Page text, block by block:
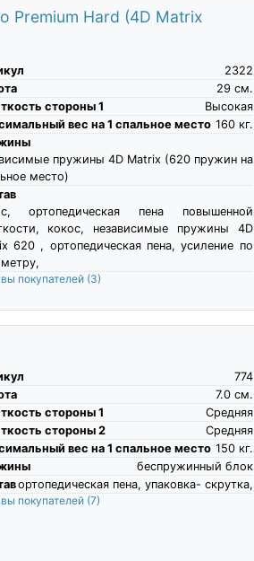
Premium Hard (4D Matrix
2322
см.
29
стороны 1
Высокая
вес на 1 спальное место
кг.
160
пружины 4D Matrix (620 пружин на
место)
ортопедическая пена повышенной
кокос, независимые пружины 4D
620 , ортопедическая пена, усиление по
покупателей (3)
774
см.
7.0
стороны 1
Средняя
стороны 2
Средняя
вес на 1 спальное место
кг.
150
беспружинный блок
ортопедическая пена, упаковка- скрутка,
покупателей (7)